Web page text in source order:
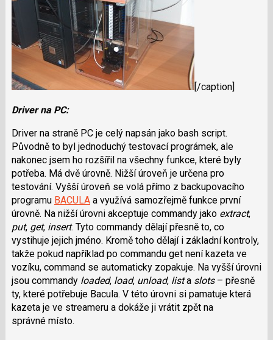
[/caption]
Driver na PC:
Driver na straně PC je celý napsán jako bash script.
Původně to byl jednoduchý testovací prográmek, ale
nakonec jsem ho rozšířil na všechny funkce, které byly
potřeba. Má dvě úrovně. Nižší úroveň je určena pro
testování. Vyšší úroveň se volá přímo z backupovacího
programu BACULAa využívá samozřejmě funkce první
úrovně. Na nižší úrovni akceptuje commandy jako extract,
put, get, insert. Tyto commandy dělají přesně to, co
vystihuje jejich jméno. Kromě toho dělají i základní kontroly,
takže pokud například po commandu get není kazeta ve
vozíku, command se automaticky zopakuje. Na vyšší úrovni
jsou commandy loaded, load, unload, lista slots– přesně
ty, které potřebuje Bacula. V této úrovni si pamatuje která
kazeta je ve streameru a dokáže ji vrátit zpět na
správné místo.